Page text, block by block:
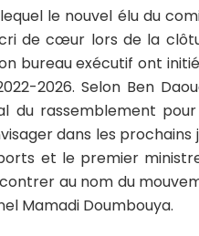
le nouvel élu du
de cœur lors de la
bureau exécutif ont
2026. Selon Ben
du rassemblement
dans les
et le premier
au nom du
Mamadi Doumbouya.